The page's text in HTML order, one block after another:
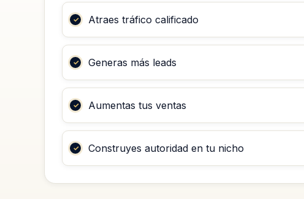
Atraes tráfico calificado
Generas más leads
Aumentas tus ventas
Construyes autoridad en tu nicho